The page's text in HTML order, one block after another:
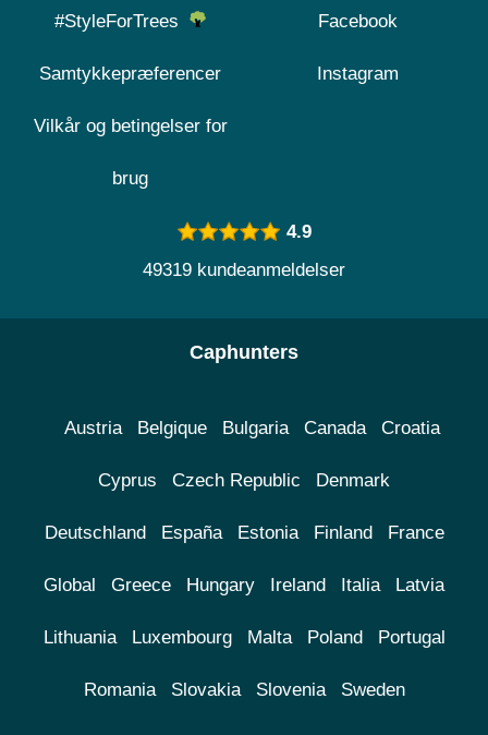
#StyleForTrees
Samtykkepræferencer
Vilkår og betingelser for
brug
Facebook
Instagram
4.9
49319 kundeanmeldelser
Caphunters
Austria Belgique Bulgaria Canada Croatia
Cyprus Czech Republic Denmark
Deutschland España Estonia Finland France
Global Greece Hungary Ireland Italia Latvia
Lithuania Luxembourg Malta Poland Portugal
Romania Slovakia Slovenia Sweden